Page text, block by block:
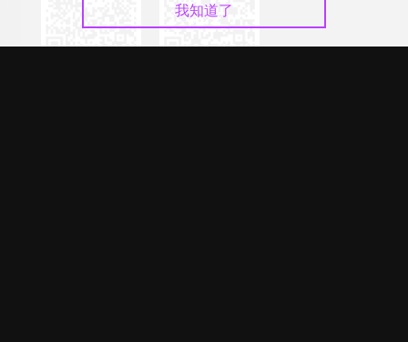
我知道了